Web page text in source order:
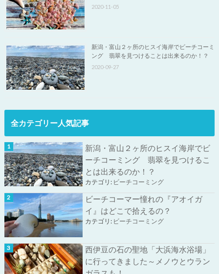
2020-11-05
新潟・富山２ヶ所のヒスイ海岸でビーチコーミ
ング 翡翠を見つけることは出来るのか！？
2020-09-27
全カテゴリー人気記事
新潟・富山２ヶ所のヒスイ海岸でビ
ーチコーミング 翡翠を見つけるこ
とは出来るのか！？
カテゴリ: ビーチコーミング
ビーチコーマー憧れの『アオイガ
イ』はどこで拾えるの？
カテゴリ: ビーチコーミング
西伊豆の石の聖地「大浜海水浴場」
に行ってきました～メノウとウラン